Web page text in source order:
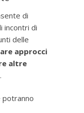
di
incontri di
delle
approcci
altre
.
potranno